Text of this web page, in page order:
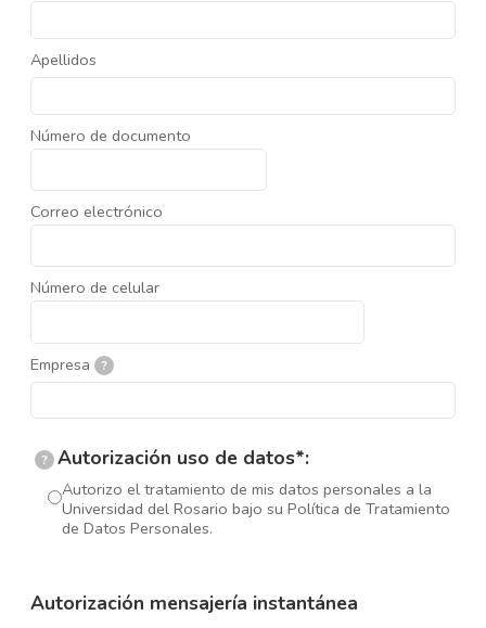
Apellidos
Número de documento
Correo electrónico
Número de celular
Empresa ?
? Autorización uso de datos*:
Autorizo el tratamiento de mis datos personales a la
Universidad del Rosario bajo su Política de Tratamiento
de Datos Personales.
Autorización mensajería instantánea